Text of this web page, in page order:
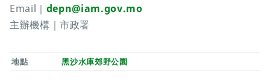
Email｜ depn@iam.gov.mo
主辦機構｜市政署
地點 黑沙水庫郊野公園